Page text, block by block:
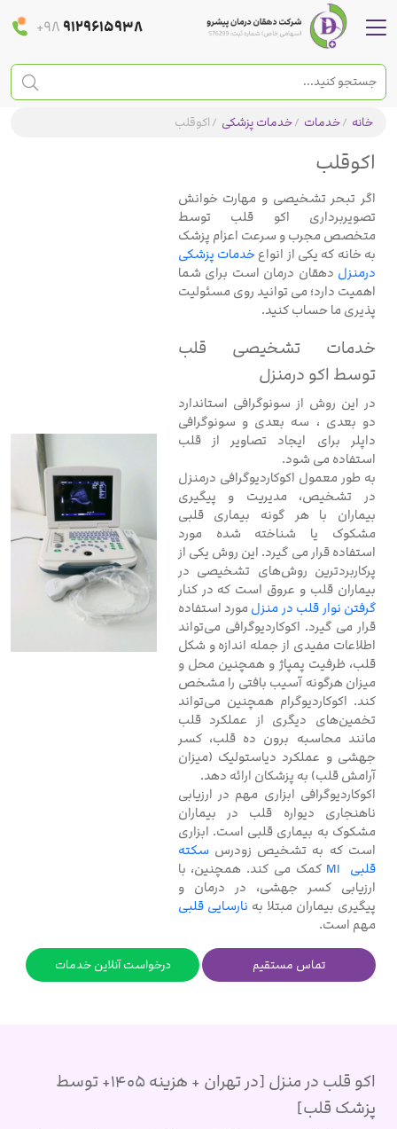
+98 9129615938
خانه /خدمات /خدمات پزشکی / اکوقلب
اکوقلب
اگر تبحر تشخیصی و مهارت خوانش
تصویربرداری اکو قلب توسط
متخصص مجرب و سرعت اعزام پزشک
به خانه که یکی از انواعخدمات پزشکی
درمنزل دهقان درمان است برای شما
اهمیت دارد؛ می توانید روی مسئولیت
پذیری ما حساب کنید.
خدمات تشخیصی قلب
توسط اکو درمنزل
در این روش از سونوگرافی استاندارد
دو بعدی ، سه بعدی و سونوگرافی
داپلر برای ایجاد تصاویر از قلب
استفاده می شود.
به طور معمول اکوکاردیوگرافی درمنزل
در تشخیص، مدیریت و پیگیری
بیماران با هر گونه بیماری قلبی
مشکوک یا شناخته شده مورد
استفاده قرار می گیرد. این روش یکی از
پرکاربردترین روش‌های تشخیصی در
بیماران قلب و عروق است که در کنار
گرفتن نوار قلب در منزل مورد استفاده
قرار می گیرد. اکوکاردیوگرافی می‌تواند
اطلاعات مفیدی از جمله اندازه و شکل
قلب، ظرفیت پمپاژ و همچنین محل و
میزان هرگونه آسیب بافتی را مشخص
کند. اکوکاردیوگرام همچنین می‌تواند
تخمین‌های دیگری از عملکرد قلب
مانند محاسبه برون ده قلب، کسر
جهشی و عملکرد دیاستولیک (میزان
آرامش قلب) به پزشکان ارائه دهد.
اکوکاردیوگرافی ابزاری مهم در ارزیابی
ناهنجاری دیواره قلب در بیماران
مشکوک به بیماری قلبی است. ابزاری
است که به تشخیص زودرس سکته
قلبی MI
کمک می کند. همچنین، با
ارزیابی کسر جهشی، در درمان و
پیگیری بیماران مبتلا به نارسایی قلبی
مهم است.
تماس مستقیم درخواست آنلاین خدمات
اکو قلب در منزل [در تهران + هزینه 1405+ توسط
پزشک قلب]